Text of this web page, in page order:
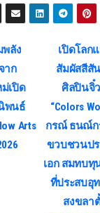
เปิดโลก
สัมผัสสีสั
ศิลปินจิ๋
“Colors
กรณ์ ธนณ์ก
ขวบชวนป
เอก สมทบทุ
ที่ประสบอุ
สงขลา
พลัง
าก
เปิด
พนธ์
Arts